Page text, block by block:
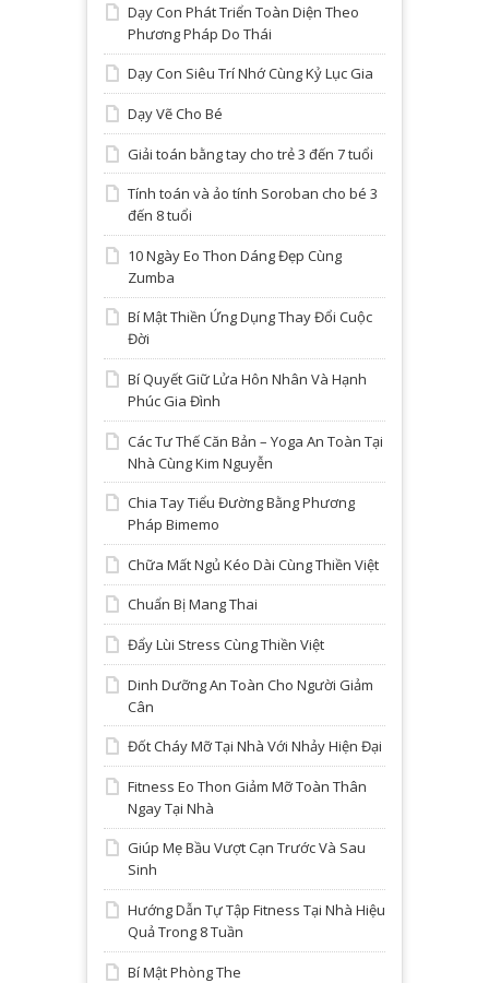
Dạy Con Phát Triển Toàn Diện Theo
Phương Pháp Do Thái
Dạy Con Siêu Trí Nhớ Cùng Kỷ Lục Gia
Dạy Vẽ Cho Bé
Giải toán bằng tay cho trẻ 3 đến 7 tuổi
Tính toán và ảo tính Soroban cho bé 3
đến 8 tuổi
10 Ngày Eo Thon Dáng Đẹp Cùng
Zumba
Bí Mật Thiền Ứng Dụng Thay Đổi Cuộc
Đời
Bí Quyết Giữ Lửa Hôn Nhân Và Hạnh
Phúc Gia Đình
Các Tư Thế Căn Bản – Yoga An Toàn Tại
Nhà Cùng Kim Nguyễn
Chia Tay Tiểu Đường Bằng Phương
Pháp Bimemo
Chữa Mất Ngủ Kéo Dài Cùng Thiền Việt
Chuẩn Bị Mang Thai
Đẩy Lùi Stress Cùng Thiền Việt
Dinh Dưỡng An Toàn Cho Người Giảm
Cân
Đốt Cháy Mỡ Tại Nhà Với Nhảy Hiện Đại
Fitness Eo Thon Giảm Mỡ Toàn Thân
Ngay Tại Nhà
Giúp Mẹ Bầu Vượt Cạn Trước Và Sau
Sinh
Hướng Dẫn Tự Tập Fitness Tại Nhà Hiệu
Quả Trong 8 Tuần
Bí Mật Phòng The